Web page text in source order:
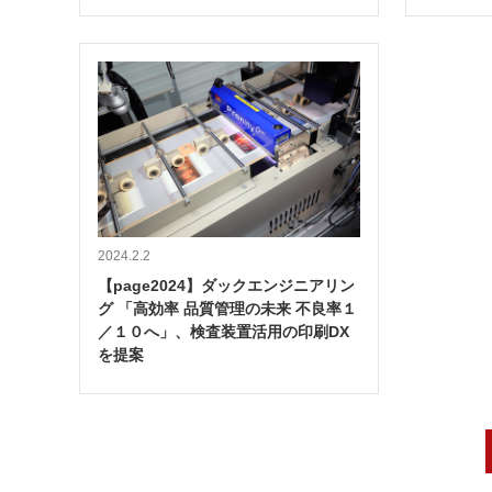
【page2024】ダックエンジニアリン
グ 「高効率 品質管理の未来 不良率１
／１０へ」、検査装置活用の印刷DX
を提案
2024.2.2